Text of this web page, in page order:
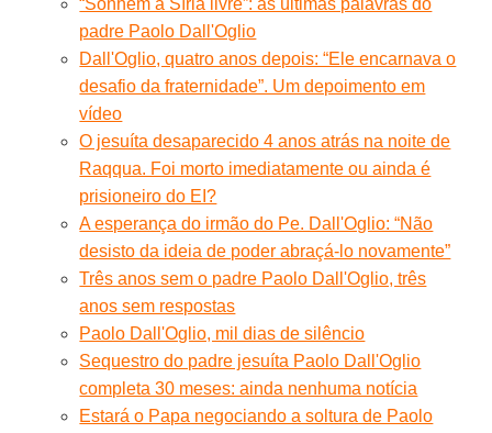
padre Paolo Dall'Oglio
Dall'Oglio, quatro anos depois: “Ele encarnava o
desafio da fraternidade”. Um depoimento em
vídeo
O jesuíta desaparecido 4 anos atrás na noite de
Raqqua. Foi morto imediatamente ou ainda é
prisioneiro do EI?
A esperança do irmão do Pe. Dall'Oglio: “Não
desisto da ideia de poder abraçá-lo novamente”
Três anos sem o padre Paolo Dall'Oglio, três
anos sem respostas
Paolo Dall'Oglio, mil dias de silêncio
Sequestro do padre jesuíta Paolo Dall'Oglio
completa 30 meses: ainda nenhuma notícia
Estará o Papa negociando a soltura de Paolo